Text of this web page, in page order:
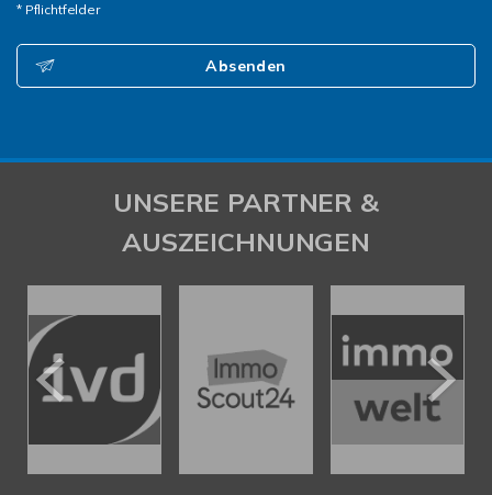
* Pflichtfelder
Absenden
UNSERE PARTNER &
AUSZEICHNUNGEN